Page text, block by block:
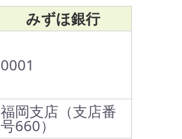
みずほ銀行
0001
福岡支店（支店番
号660）